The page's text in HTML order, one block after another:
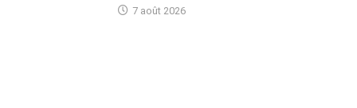
7 août 2026